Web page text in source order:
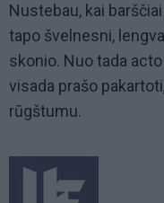
Nustebau, kai
tapo švelnesni,
skonio. Nuo tada
visada prašo
rūgštumu.